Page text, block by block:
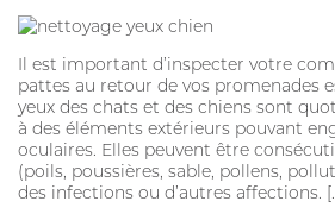
ANTIPARASITAIRE
PURGE
HYGIÈNE BUCCO-
DIGESTION
SOIN DE LA
Il est important d’inspecter votre
pattes au retour de vos promenades
yeux des chats et des chiens sont
à des éléments extérieurs pouvant
oculaires. Elles peuvent être
(poils, poussières, sable, pollens,
des infections ou d’autres affections.